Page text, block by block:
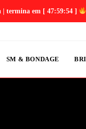
| termina em [ 47:59:54 ]
SM & BONDAGE